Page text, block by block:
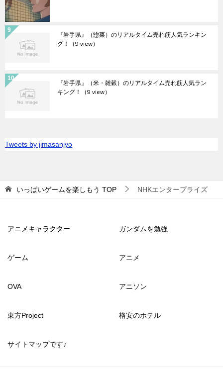
『岩手県』（惣菜）のリアルタイム売れ筋人気ランキン
グ！ （9 view）
『岩手県』（米・雑穀）のリアルタイム売れ筋人気ラン
キング！ （9 view）
Tweets by jimasanjyo
いっぱいゲームを楽しもう TOP NHKエンタープライズ
アニメキャラクター ガンダムを勉強
ゲーム アニメ
OVA アニソン
東方Project 格安のホテル
サイトマップです♪